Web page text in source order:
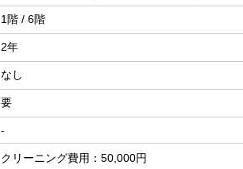
1階 / 6階
2年
なし
要
-
クリーニング費用：50,000円